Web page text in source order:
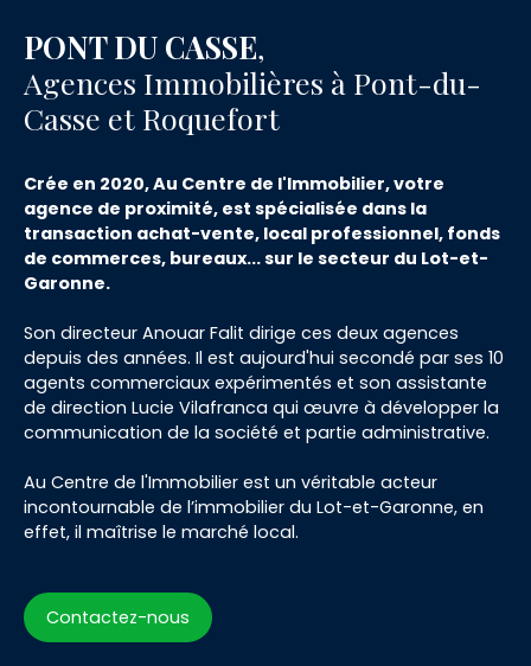
PONT DU CASSE,
Agences Immobilières à Pont-du-
Casse et Roquefort
Crée en 2020, Au Centre de l'Immobilier, votre
agence de proximité, est spécialisée dans la
transaction achat-vente, local professionnel, fonds
de commerces, bureaux... sur le secteur du Lot-et-
Garonne.
Son directeur Anouar Falit dirige ces deux agences
depuis des années. Il est aujourd'hui secondé par ses 10
agents commerciaux expérimentés et son assistante
de direction Lucie Vilafranca qui œuvre à développer la
communication de la société et partie administrative.
Au Centre de l'Immobilier est un véritable acteur
incontournable de l’immobilier du Lot-et-Garonne, en
effet, il maîtrise le marché local.
Contactez-nous